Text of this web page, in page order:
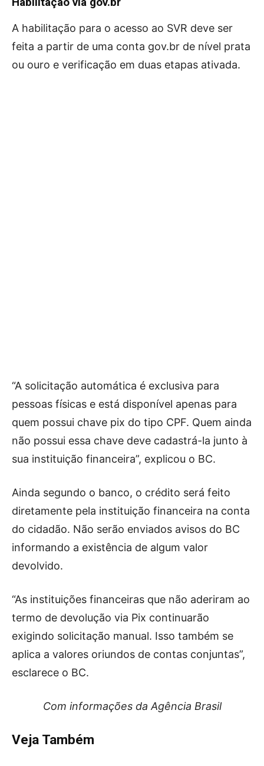
A habilitação para o acesso ao SVR deve ser
feita a partir de uma conta gov.br de nível prata
ou ouro e verificação em duas etapas ativada.
“A solicitação automática é exclusiva para
pessoas físicas e está disponível apenas para
quem possui chave pix do tipo CPF. Quem ainda
não possui essa chave deve cadastrá-la junto à
sua instituição financeira”, explicou o BC.
Ainda segundo o banco, o crédito será feito
diretamente pela instituição financeira na conta
do cidadão. Não serão enviados avisos do BC
informando a existência de algum valor
devolvido.
“As instituições financeiras que não aderiram ao
termo de devolução via Pix continuarão
exigindo solicitação manual. Isso também se
aplica a valores oriundos de contas conjuntas”,
esclarece o BC.
Com informações da Agência Brasil
Veja Também